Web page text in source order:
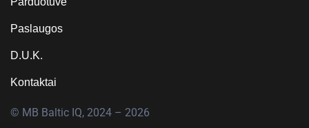
Paslaugos
D.U.K.
Kontaktai
© MB Baltic IQ, 2024 – 2026